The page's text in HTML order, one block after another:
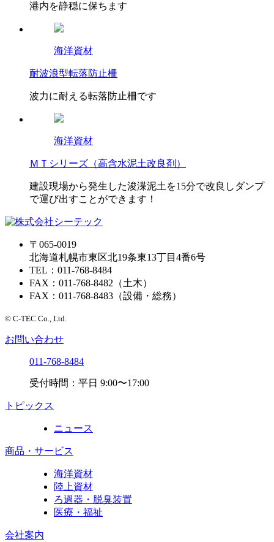
港内を静穏に保ちます
海洋資材
耐波浪型転落防止柵
波力に耐える転落防止柵です
海洋資材
ＭＴシリーズ（高含水泥土改良剤）
建設現場から発生した浚渫泥土を15分で改良しダンプ
で運び出すことができます！
〒065-0019
北海道札幌市東区北19条東13丁目4番6号
TEL：011-768-8484
FAX：011-768-8482（土木）
FAX：011-768-8483（設備・総務）
© C-TEC Co., Ltd.
お問い合わせ
011-768-8484
受付時間：平日 9:00〜17:00
トピックス
ニュース
商品・サービス
海洋資材
陸上資材
ろ過器・脱臭装置
医療・福祉
会社案内